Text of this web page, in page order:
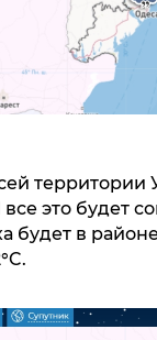
территории
это будет
будет в